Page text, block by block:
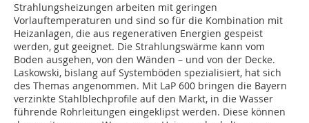
Strahlungsheizungen arbeiten mit geringen
Vorlauftemperaturen und sind so für die Kombination mit
Heizanlagen, die aus regenerativen Energien gespeist
werden, gut geeignet. Die Strahlungswärme kann vom
Boden ausgehen, von den Wänden – und von der Decke.
Laskowski, bislang auf Systemböden spezialisiert, hat sich
des Themas angenommen. Mit LaP 600 bringen die Bayern
verzinkte Stahlblechprofile auf den Markt, in die Wasser
führende Rohrleitungen eingeklipst werden. Diese können